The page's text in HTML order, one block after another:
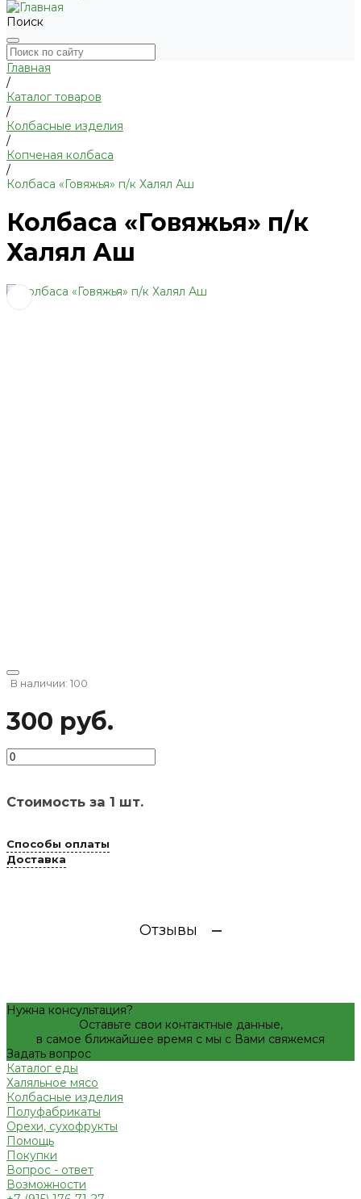
Поиск
Главная
/
Каталог товаров
/
Колбасные изделия
/
Копченая колбаса
/
Колбаса «Говяжья» п/к Халял Аш
Колбаса «Говяжья» п/к
Халял Аш
В наличии: 100
300 руб.
Стоимость за 1 шт.
Способы оплаты
Доставка
Отзывы
Нужна консультация?
Оставьте свои контактные данные,
в самое ближайшее время с мы с Вами свяжемся
Задать вопрос
Каталог еды
Халяльное мясо
Колбасные изделия
Полуфабрикаты
Орехи, сухофрукты
Помощь
Покупки
Вопрос - ответ
Возможности